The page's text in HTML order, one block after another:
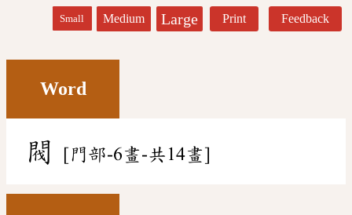
Small Medium Large Print Feedback
Word
閥 [門部-6畫-共14畫]